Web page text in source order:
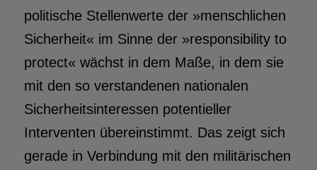
politische Stellenwerte der »menschlichen
Sicherheit« im Sinne der »responsibility to
protect« wächst in dem Maße, in dem sie
mit den so verstandenen nationalen
Sicherheitsinteressen potentieller
Interventen übereinstimmt. Das zeigt sich
gerade in Verbindung mit den militärischen